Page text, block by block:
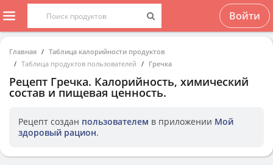
Войти
Главная
Таблица калорийности продуктов
Таблица продуктов пользователей
Гречка
Рецепт Гречка. Калорийность, химический
состав и пищевая ценность.
Рецепт создан пользователем в приложении Мой
здоровый рацион.